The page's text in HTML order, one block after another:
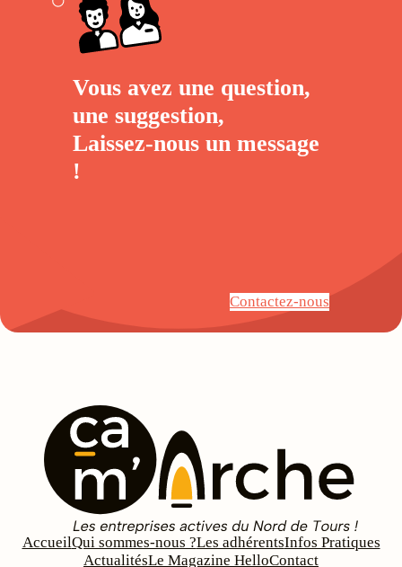
Vous avez une question,
une suggestion,
Laissez-nous un message
!
Contactez-nous
AccueilQui sommes-nous ?Les adhérentsInfos Pratiques
ActualitésLe Magazine HelloContact